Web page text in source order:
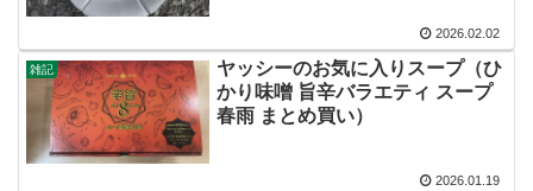
2026.02.02
雑記
ヤッシーのお気に入りスープ（ひ
かり味噌 旨辛バラエティ スープ
春雨 まとめ買い）
2026.01.19